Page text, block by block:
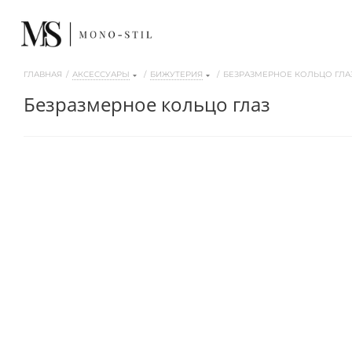
ГЛАВНАЯ / АКСЕССУАРЫ / БИЖУТЕРИЯ / БЕЗРАЗМЕРНОЕ КОЛЬЦО
безразмерное кольцо глаз